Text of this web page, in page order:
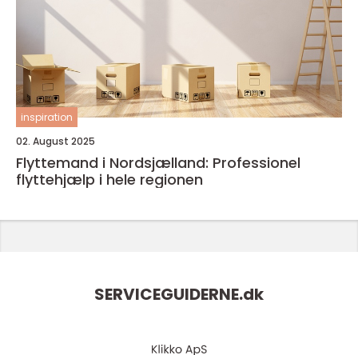
inspiration
02. August 2025
Flyttemand i Nordsjælland: Professionel
flyttehjælp i hele regionen
SERVICEGUIDERNE.dk